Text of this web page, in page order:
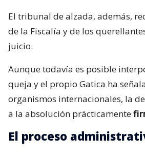
El tribunal de alzada, además,
de la Fiscalía y de los
juicio.
Aunque todavía es posible
queja y el propio Gatica ha
organismos internacionales, la
a la absolución prácticamente
El proceso